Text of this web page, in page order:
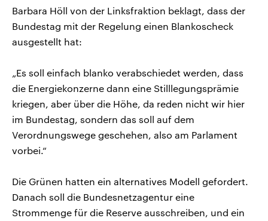
Barbara Höll von der Linksfraktion beklagt, dass der
Bundestag mit der Regelung einen Blankoscheck
ausgestellt hat:
„Es soll einfach blanko verabschiedet werden, dass
die Energiekonzerne dann eine Stilllegungsprämie
kriegen, aber über die Höhe, da reden nicht wir hier
im Bundestag, sondern das soll auf dem
Verordnungswege geschehen, also am Parlament
vorbei.“
Die Grünen hatten ein alternatives Modell gefordert.
Danach soll die Bundesnetzagentur eine
Strommenge für die Reserve ausschreiben, und ein